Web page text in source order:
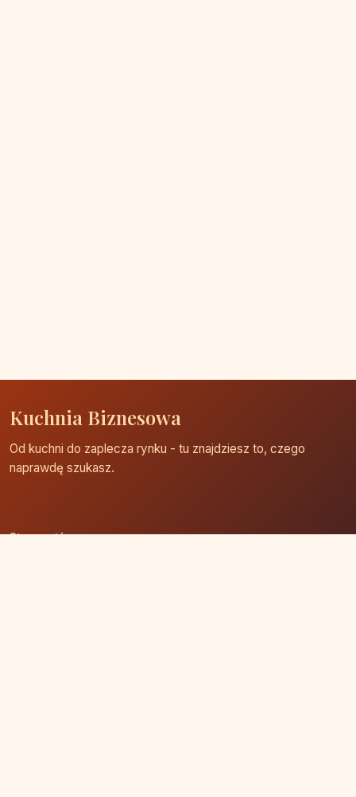
Kuchnia Biznesowa
Od kuchni do zaplecza rynku - tu znajdziesz to, czego
naprawdę szukasz.
Strona główna